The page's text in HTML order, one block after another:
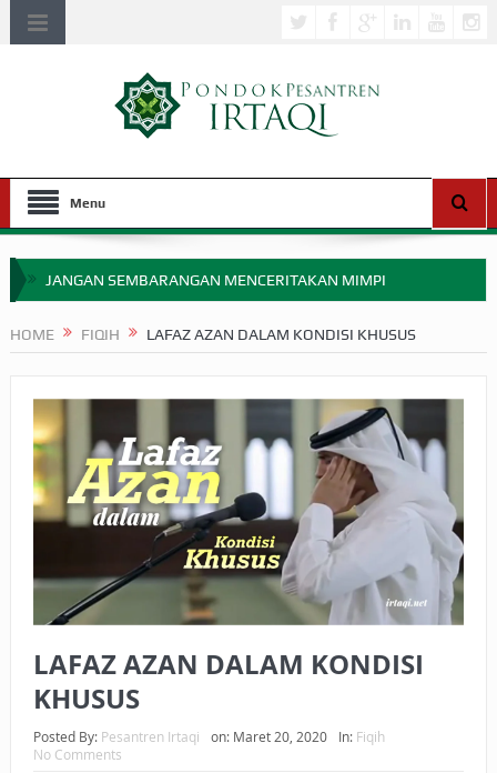
Menu
JANGAN SEMBARANGAN MENCERITAKAN MIMPI
APA HUKUM MEMPERCEPAT PEMBAYARAN ZAKAT
SEBELUM TIBA SAAT WAJIB?
HAKIKAT NIKMAT DI DUNIA!
BAGAIMANA CARA MEMBAYAR ZAKAT UANG?
UANG HARAM BISA MENJADI HALAL JIKA SEBAB
KEPEMILIKANNYA BERUBAH
ISTIDLAL BATIL VS ISTIDLAL SYAR’I
BAHASA CINTA KARENA ALLAH
HUKUM MEMBAYAR ZAKAT DENGAN CARA MENGANGSUR
HOME FIQIH LAFAZ AZAN DALAM KONDISI KHUSUS
LAFAZ AZAN DALAM KONDISI
KHUSUS
Posted By: Pesantren Irtaqi on: Maret 20, 2020 In: Fiqih
No Comments